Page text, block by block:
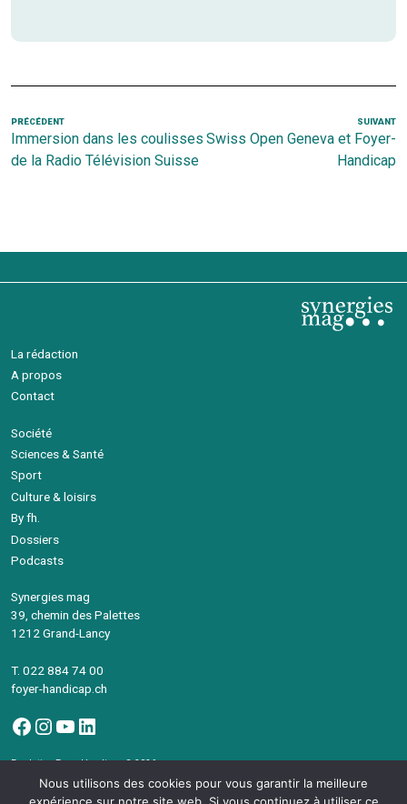
Navigation
de
Article
précédent
PRÉCÉDENT
Immersion dans les coulisses
de la Radio Télévision Suisse
SUIVANT
Swiss Open Geneva et Foyer-
Handicap
La rédaction
A propos
Contact
Société
Sciences & Santé
Sport
Culture & loisirs
By fh.
Dossiers
Podcasts
Synergies mag
39, chemin des Palettes
1212 Grand-Lancy
T. 022 884 74 00
foyer-handicap.ch
Facebook
Instagram
YouTube
LinkedIn
Fondation Foyer-Handicap © 2026
Avec le soutien de la République et canton de Genève
©Synergies Mag – Intégrationdevsector.ch
Nous utilisons des cookies pour vous garantir la meilleure